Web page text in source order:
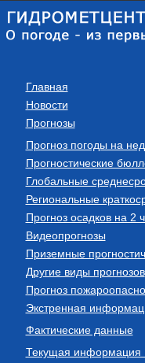
Главная
Новости
Прогнозы
Прогноз погоды на
Прогностические
Глобальные
Региональные
Прогноз осадков на 2
Видеопрогнозы
Приземные
Другие виды прогнозов
Прогноз
Экстренная
Фактические данные
Текущая информация